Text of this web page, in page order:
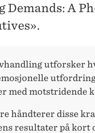
Demands: A
utforsker
med motstridende
håndterer disse
resultater på kort